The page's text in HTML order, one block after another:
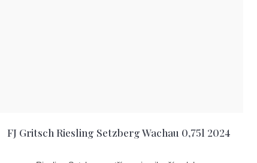
FJ Gritsch Riesling Setzberg Wachau 0,75l 2024